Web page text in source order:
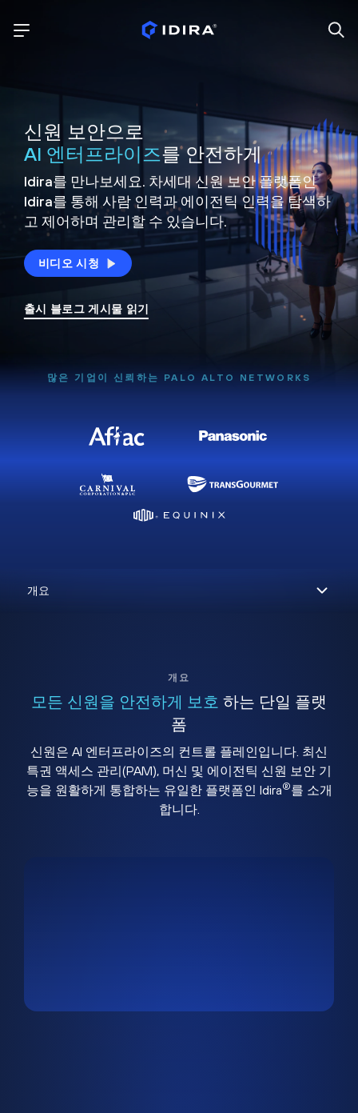
신원 보안으로
AI 엔터프라이즈를 안전하게
Idira를 만나보세요. 차세대 신원보안 플랫폼인
Idira를 통해 사람 인력과 에이전틱 인력을탐색하
고 제어하며 관리할 수 있습니다.
비디오 시청
출시 블로그 게시물 읽기
많은 기업이 신뢰하는 PALO ALTO NETWORKS
개요
모든 신원을 안전하게 보호 하는 단일 플랫
폼
신원은 AI 엔터프라이즈의 컨트롤 플레인입니다. 최신
특권 액세스 관리(PAM), 머신 및 에이전틱 신원 보안 기
능을 원활하게 통합하는 유일한 플랫폼인 Idira®를 소개
합니다.